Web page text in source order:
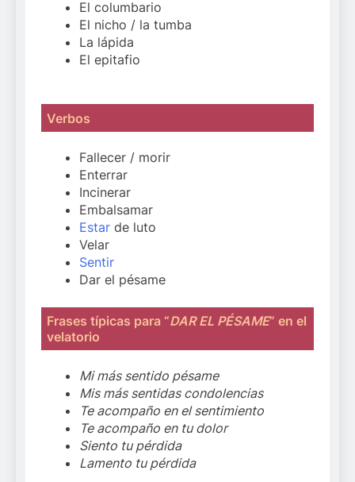
El columbario
El nicho / la tumba
La lápida
El epitafio
Verbos
Fallecer / morir
Enterrar
Incinerar
Embalsamar
Estar de luto
Velar
Sentir
Dar el pésame
Frases típicas para “DAR EL PÉSAME” en el
velatorio
Mi más sentido pésame
Mis más sentidas condolencias
Te acompaño en el sentimiento
Te acompaño en tu dolor
Siento tu pérdida
Lamento tu pérdida